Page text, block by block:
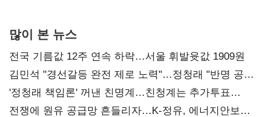
많이 본 뉴스
전국 기름값 12주 연속 하락…서울 휘발윳값 1909원
김민석 "경선갈등 완전 제로 노력"…정청래 "반명 공세
사과부터"
'정청래 책임론' 꺼낸 친명계…친청계는 추가투표
때리기
전쟁에 원유 공급망 흔들리자…K-정유, 에너지안보